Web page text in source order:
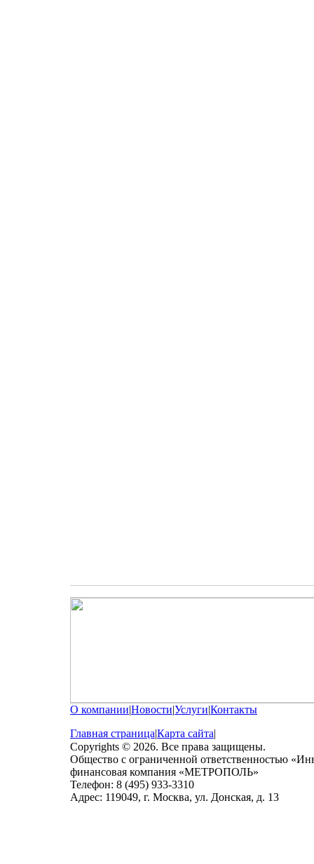
О компании|Новости|Услуги|Контакты
Главная страница|Карта сайта|
Copyrights © 2026. Все права защищены.
Общество с ограниченной ответственностью
финансовая компания «МЕТРОПОЛЬ»
Телефон: 8 (495) 933-3310
Адрес: 119049, г. Москва, ул. Донская, д. 13